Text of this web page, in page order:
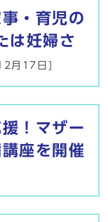
・育児の
は妊婦さ
月17日]
！マザー
座を開催